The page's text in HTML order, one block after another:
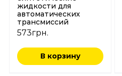
жидкости для
автоматических
трансмиссий
573грн.
В корзину